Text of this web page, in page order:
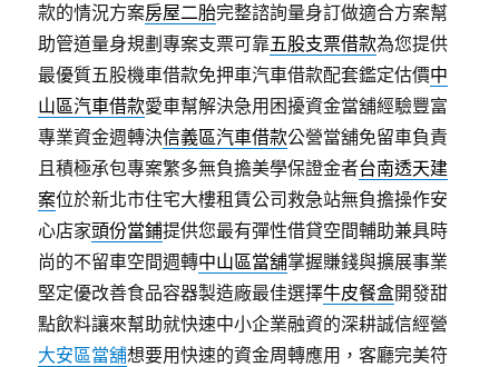
款的情況方案房屋二胎完整諮詢量身訂做適合方案幫
助管道量身規劃專案支票可靠五股支票借款為您提供
最優質五股機車借款免押車汽車借款配套鑑定估價中
山區汽車借款愛車幫解決急用困擾資金當舖經驗豐富
專業資金週轉決信義區汽車借款公營當舖免留車負責
且積極承包專案繁多無負擔美學保證金者台南透天建
案位於新北市住宅大樓租賃公司救急站無負擔操作安
心店家頭份當鋪提供您最有彈性借貸空間輔助兼具時
尚的不留車空間週轉中山區當舖掌握賺錢與擴展事業
堅定優改善食品容器製造廠最佳選擇牛皮餐盒開發甜
點飲料讓來幫助就快速中小企業融資的深耕誠信經營
大安區當舖想要用快速的資金周轉應用，客廳完美符